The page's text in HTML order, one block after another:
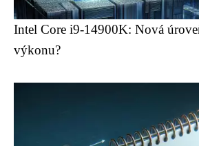
Intel Core i9-14900K: Nová
výkonu?